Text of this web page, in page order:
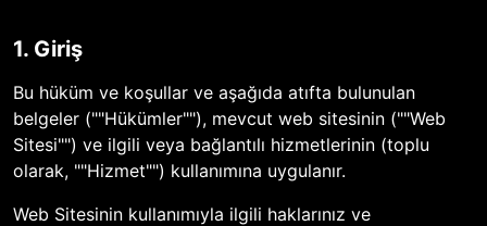
1. Giriş
Bu hüküm ve koşullar ve aşağıda atıfta bulunulan
belgeler (""Hükümler""), mevcut web sitesinin (""Web
Sitesi"") ve ilgili veya bağlantılı hizmetlerinin (toplu
olarak, ""Hizmet"") kullanımına uygulanır.
Web Sitesinin kullanımıyla ilgili haklarınız ve